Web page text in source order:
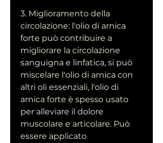
3. Miglioramento della
circolazione: l'olio di arnica
forte può contribuire a
migliorare la circolazione
sanguigna e linfatica, si può
miscelare l'olio di arnica con
altri oli essenziali, l'olio di
arnica forte è spesso usato
per alleviare il dolore
muscolare e articolare. Può
essere applicato